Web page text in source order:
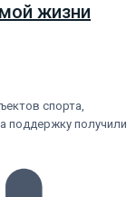
жизни
спорта,
поддержку получили